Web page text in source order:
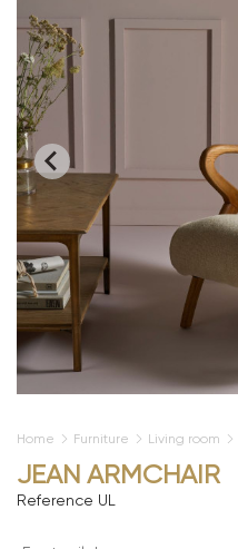
Home Furniture Living room
JEAN ARMCHAIR
Reference UL